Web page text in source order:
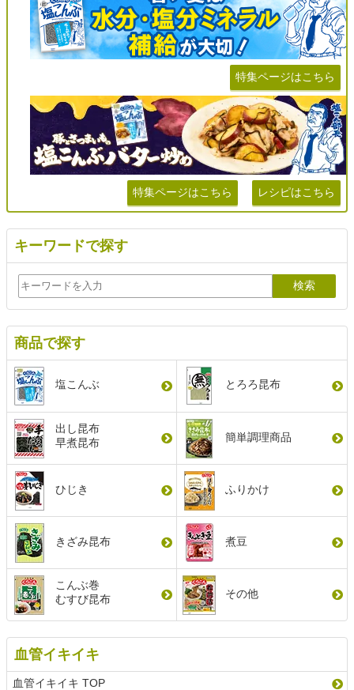
特集ページはこちら
特集ページはこちら レシピはこちら
キーワードで探す
商品で探す
塩こんぶ とろろ昆布
出し昆布
早煮昆布
簡単調理商品
ひじき ふりかけ
きざみ昆布 煮豆
こんぶ巻
むすび昆布
その他
血管イキイキ
血管イキイキ TOP